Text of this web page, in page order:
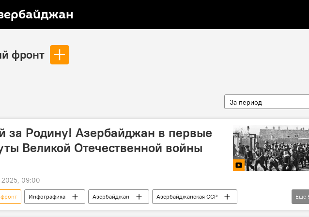
фронт
За период
за Родину! Азербайджан в первые
Великой Отечественной войны
09:00
Инфографика Азербайджан
Азербайджанская ССР
Победа
Великая Отечественная война
Вооружение
Еще